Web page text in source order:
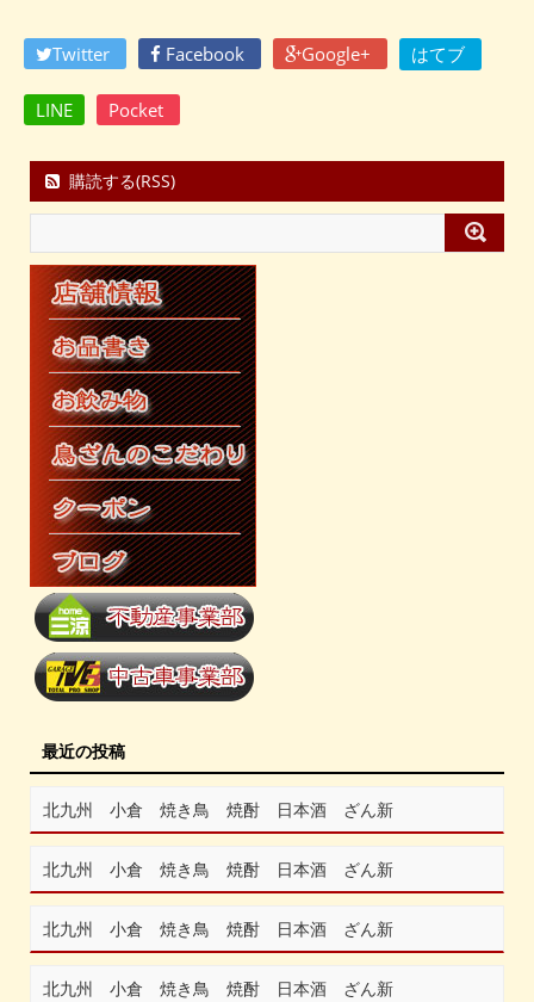
Twitter Facebook Google+ はてブ
LINE Pocket
購読する(RSS)
最近の投稿
北九州 小倉 焼き鳥 焼酎 日本酒 ざん新
北九州 小倉 焼き鳥 焼酎 日本酒 ざん新
北九州 小倉 焼き鳥 焼酎 日本酒 ざん新
北九州 小倉 焼き鳥 焼酎 日本酒 ざん新